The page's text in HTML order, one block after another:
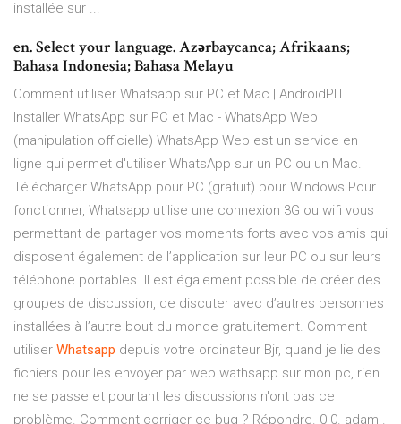
installée sur ...
en. Select your language. Azərbaycanca; Afrikaans;
Bahasa Indonesia; Bahasa Melayu
Comment utiliser Whatsapp sur PC et Mac | AndroidPIT
Installer WhatsApp sur PC et Mac - WhatsApp Web
(manipulation officielle) WhatsApp Web est un service en
ligne qui permet d'utiliser WhatsApp sur un PC ou un Mac.
Télécharger WhatsApp pour PC (gratuit) pour Windows Pour
fonctionner, Whatsapp utilise une connexion 3G ou wifi vous
permettant de partager vos moments forts avec vos amis qui
disposent également de l’application sur leur PC ou sur leurs
téléphone portables. Il est également possible de créer des
groupes de discussion, de discuter avec d’autres personnes
installées à l’autre bout du monde gratuitement. Comment
utiliser Whatsapp depuis votre ordinateur Bjr, quand je lie des
fichiers pour les envoyer par web.wathsapp sur mon pc, rien
ne se passe et pourtant les discussions n'ont pas ce
problème. Comment corriger ce bug ? Répondre. 0 0. adam .